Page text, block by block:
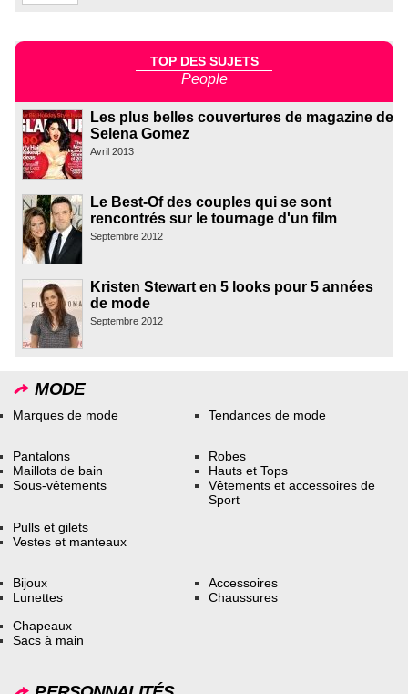
TOP DES SUJETS
People
Les plus belles couvertures de magazine de
Selena Gomez
Avril 2013
Le Best-Of des couples qui se sont
rencontrés sur le tournage d'un film
Septembre 2012
Kristen Stewart en 5 looks pour 5 années
de mode
Septembre 2012
MODE
Marques de mode Tendances de mode
Pantalons
Maillots de bain
Sous-vêtements
Robes
Hauts et Tops
Vêtements et accessoires de
Sport
Pulls et gilets
Vestes et manteaux
Bijoux
Lunettes
Accessoires
Chaussures
Chapeaux
Sacs à main